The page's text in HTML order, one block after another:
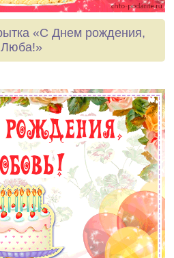
«С Днем рождения,
Люба!»